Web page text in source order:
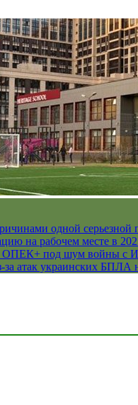
одной серьезной
на рабочем месте в
ОПЕК+ под шум войны с
за атак украинских